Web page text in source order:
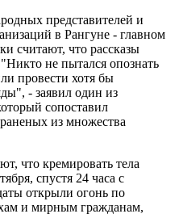
представителей и
в Рангуне - главном
считают, что рассказы
не пытался опознать
провести хотя бы
- заявил один из
сопоставил
из множества
что кремировать тела
спустя 24 часа с
открыли огонь по
и мирным гражданам,